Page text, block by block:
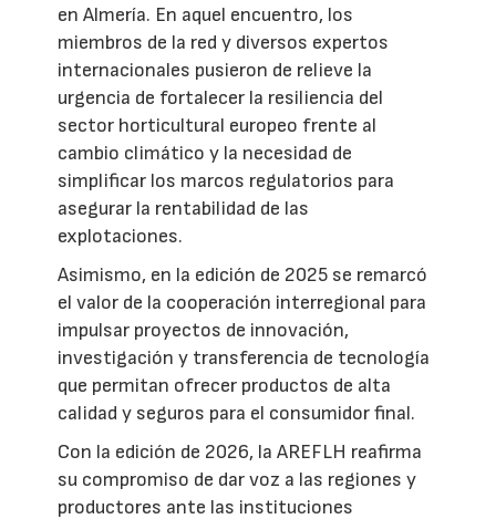
en Almería. En aquel encuentro, los
miembros de la red y diversos expertos
internacionales pusieron de relieve la
urgencia de fortalecer la resiliencia del
sector horticultural europeo frente al
cambio climático y la necesidad de
simplificar los marcos regulatorios para
asegurar la rentabilidad de las
explotaciones.
Asimismo, en la edición de 2025 se remarcó
el valor de la cooperación interregional para
impulsar proyectos de innovación,
investigación y transferencia de tecnología
que permitan ofrecer productos de alta
calidad y seguros para el consumidor final.
Con la edición de 2026, la AREFLH reafirma
su compromiso de dar voz a las regiones y
productores ante las instituciones